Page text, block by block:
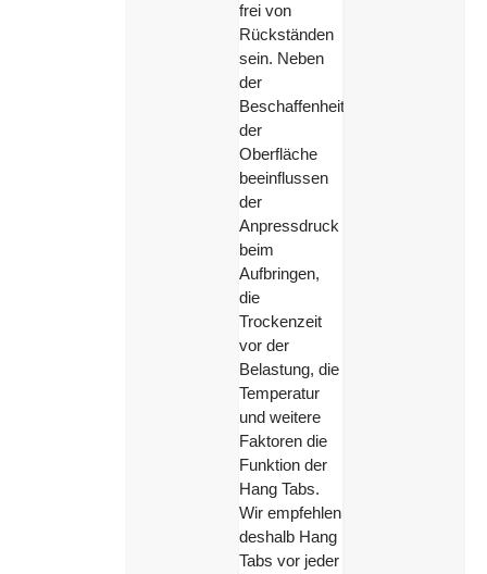
frei von
Rückständen
sein. Neben
der
Beschaffenheit
der
Oberfläche
beeinflussen
der
Anpressdruck
beim
Aufbringen,
die
Trockenzeit
vor der
Belastung, die
Temperatur
und weitere
Faktoren die
Funktion der
Hang Tabs.
Wir empfehlen
deshalb Hang
Tabs vor jeder